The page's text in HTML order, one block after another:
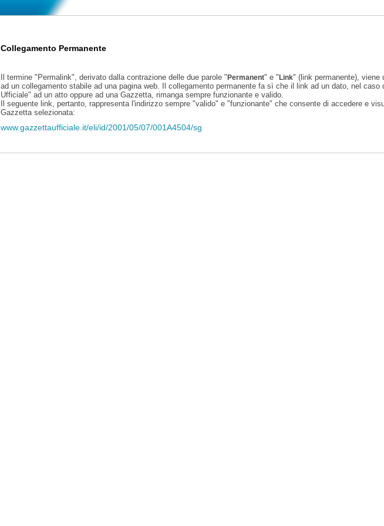
Collegamento Permanente
Il termine "Permalink", derivato dalla contrazione delle due parole "Permanent" e "Link" (link permanente), viene
ad un collegamento stabile ad una pagina web. Il collegamento permanente fa sì che il link ad un dato, nel caso
Ufficiale" ad un atto oppure ad una Gazzetta, rimanga sempre funzionante e valido.
Il seguente link, pertanto, rappresenta l'indirizzo sempre "valido" e "funzionante" che consente di accedere e
Gazzetta selezionata:
www.gazzettaufficiale.it/eli/id/2001/05/07/001A4504/sg